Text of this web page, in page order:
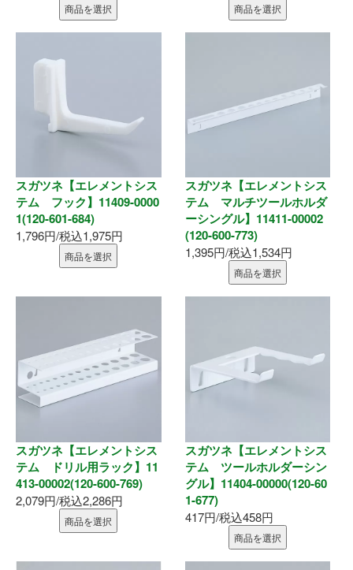
測定・検査
大工道具
作業工具
ホーム
初めての方へ
お支払い方法
商品を選択 商品を選択
スガツネ【エレメントシス
テム フック】11409-0000
1(120-601-684)
1,796円/税込1,975円
商品を選択
スガツネ【エレメントシス
テム マルチツールホルダ
ーシングル】11411-00002
(120-600-773)
1,395円/税込1,534円
商品を選択
スガツネ【エレメントシス
テム ドリル用ラック】11
413-00002(120-600-769)
2,079円/税込2,286円
商品を選択
スガツネ【エレメントシス
テム ツールホルダーシン
グル】11404-00000(120-60
1-677)
417円/税込458円
商品を選択